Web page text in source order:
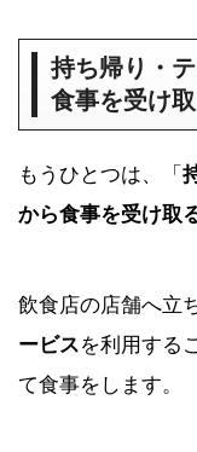
持ち帰り・
食事を受け
もうひとつは、「
から食事を受け取
飲食店の店舗へ立
ービスを利用する
て食事をします。